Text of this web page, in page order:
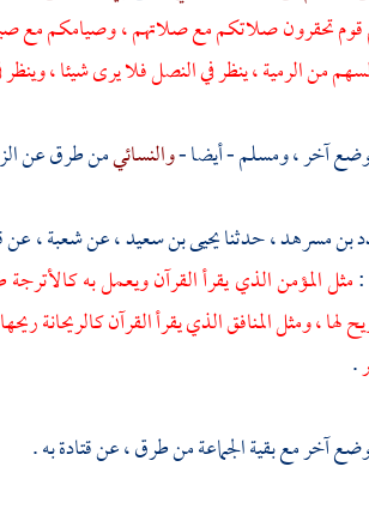
تحقرون صلاتكم مع صلاتهم ، وصيامكم مع
من الرمية ، ينظر في النصل فلا يرى شيئا ،
آخر ،ومسلم- أيضا -والنسائيمن طرق عن
بن مسرهد ،حدثنايحيى بن سعيد ،عنشعبة ،عن
:مثل المؤمن الذي يقرأ القرآن ويعمل به
لها ، ومثل المنافق الذي يقرأ القرآن كالريحانة
.
آخر مع بقية الجماعة من طرق ، عنقتادةبه .